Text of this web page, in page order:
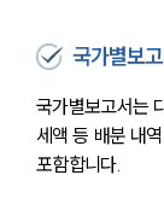
국가별보
국가별보고서는
세액 등 배분 내
포함합니다.